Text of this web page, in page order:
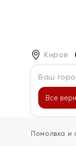
Киров
Ваш
Все
Помолвка и